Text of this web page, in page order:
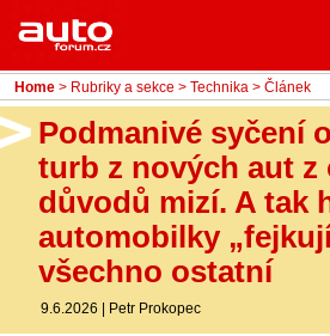
Home
Rubriky
- Testy aut
- Jízdní dojmy a další testy
- Bleskovky
- Představení
- Fascinace a historie
Home > Rubriky a sekce > Technika > Článek
Podmanivé syčení
turb z nových aut z
důvodů mizí. A tak
automobilky
všechno ostatní
9.6.2026 | Petr Prokopec